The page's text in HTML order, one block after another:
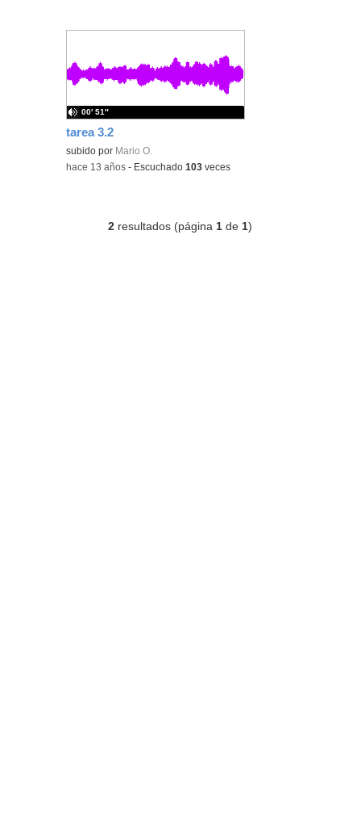
tarea 3.2
subido por Mario O.
00′ 51″
-hace 13 años - Escuchado103 veces
2 resultados (página 1 de 1)